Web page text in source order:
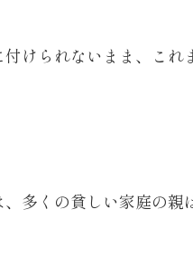
けられないまま、これ
多くの貧しい家庭の親